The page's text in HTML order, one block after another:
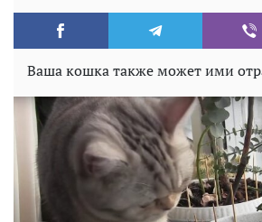
Ваша кошка также может ими